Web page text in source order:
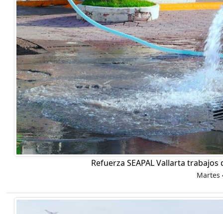
Refuerza SEAPAL Vallarta
Martes